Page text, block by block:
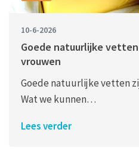
10-6-2026
Goede natuurlijke
vrouwen
Goede natuurlijke vetten
Wat we kunnen…
Lees verder